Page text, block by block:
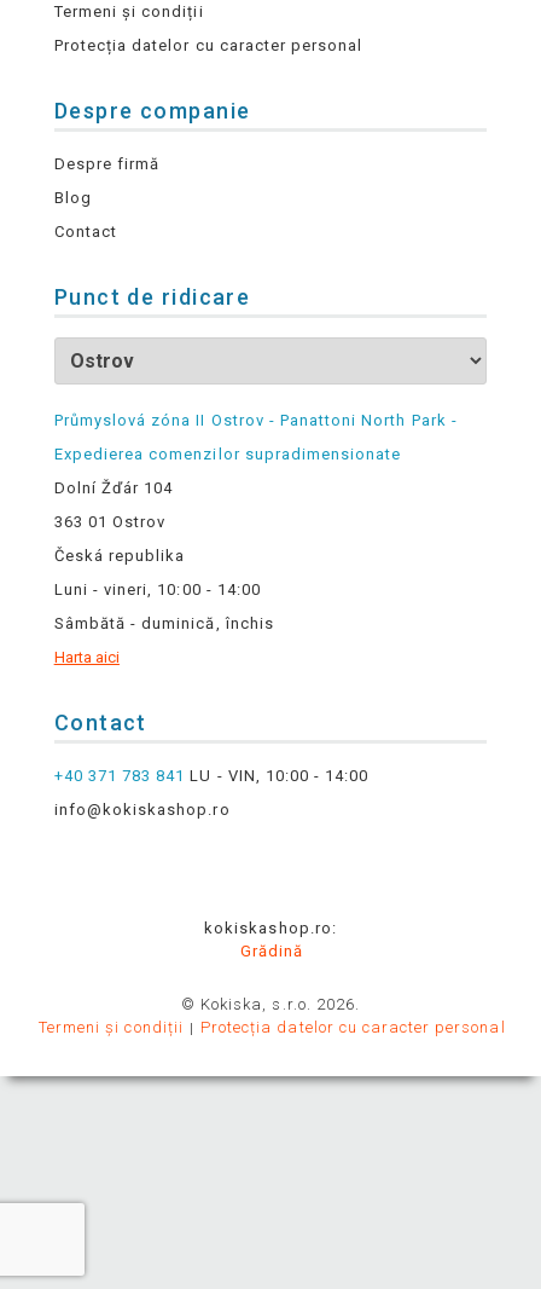
Termeni și condiții
Protecția datelor cu caracter personal
Despre companie
Despre firmă
Blog
Contact
Punct de ridicare
Průmyslová zóna II Ostrov - Panattoni North Park -
Expedierea comenzilor supradimensionate
Dolní Žďár 104
363 01 Ostrov
Česká republika
Luni - vineri, 10:00 - 14:00
Sâmbătă - duminică, închis
Harta aici
Contact
+40 371 783 841 LU - VIN, 10:00 - 14:00
info@kokiskashop.ro
kokiskashop.ro:
Grădină
© Kokiska, s.r.o. 2026.
Termeni și condiții
Protecția datelor cu caracter personal